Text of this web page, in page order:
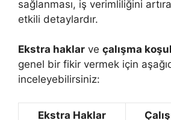
sağlanması, iş verimliliğini
etkili detaylardır.
Ekstra haklar ve çalışma
genel bir fikir vermek için
inceleyebilirsiniz:
Ekstra Haklar